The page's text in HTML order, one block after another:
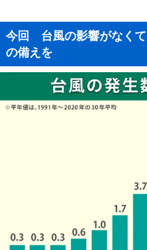
今回 台風の影響がなく
の備えを